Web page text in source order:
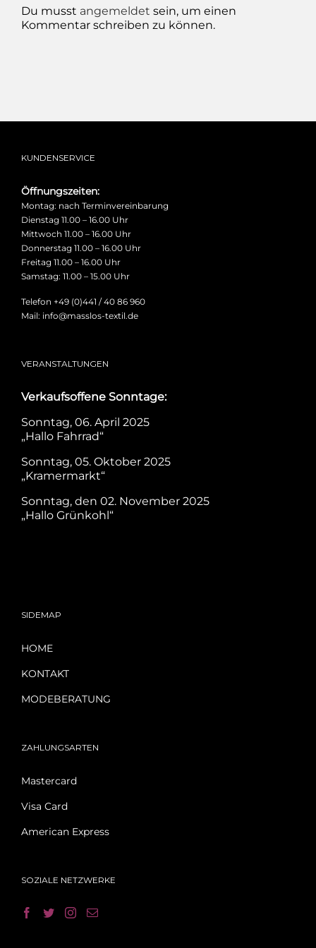
Du musst angemeldet sein, um einen
Kommentar schreiben zu können.
KUNDENSERVICE
Öffnungszeiten:
Montag: nach Terminvereinbarung
Dienstag 11.00 – 16.00 Uhr
Mittwoch 11.00 – 16.00 Uhr
Donnerstag 11.00 – 16.00 Uhr
Freitag 11.00 – 16.00 Uhr
Samstag: 11.00 – 15.00 Uhr
Telefon +49 (0)441 / 40 86 960
Mail: info@masslos-textil.de
VERANSTALTUNGEN
Verkaufsoffene Sonntage:
Sonntag, 06. April 2025
„Hallo Fahrrad“
Sonntag, 05. Oktober 2025
„Kramermarkt“
Sonntag, den 02. November 2025
„Hallo Grünkohl“
SIDEMAP
HOME
KONTAKT
MODEBERATUNG
ZAHLUNGSARTEN
Mastercard
Visa Card
American Express
SOZIALE NETZWERKE